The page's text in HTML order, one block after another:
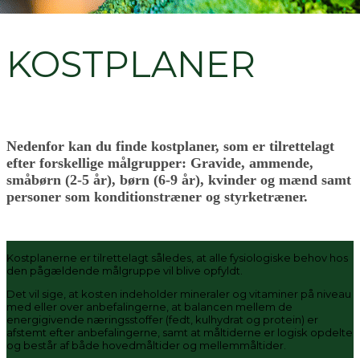
KOSTPLANER
Nedenfor kan du finde kostplaner, som er tilrettelagt
efter forskellige målgrupper: Gravide, ammende,
småbørn (2-5 år), børn (6-9 år), kvinder og mænd samt
personer som konditionstræner og styrketræner.
Kostplanerne er tilrettelagt således, at alle fysiologiske behov hos
den pågældende målgruppe vil blive opfyldt.
Det vil sige, at kosten indeholder mineraler og vitaminer på niveau
med eller over anbefalingerne, at balancen mellem de
energigivende næringsstoffer (fedt, kulhydrat og protein) er
afstemt efter anbefalingerne, samt at måltiderne er logisk opdelte
og består af både hovedmåltider og mellemmåltider.